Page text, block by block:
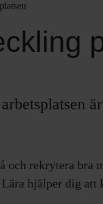
och rekrytera bra
hjälper dig att